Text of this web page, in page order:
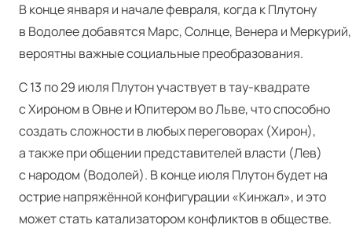
В конце января и начале февраля, когда к Плутону
в Водолее добавятся Марс, Солнце, Венера и Меркурий,
вероятны важные социальные преобразования.
С 13 по 29 июля Плутон участвует в тау-квадрате
с Хироном в Овне и Юпитером во Льве, что способно
создать сложности в любых переговорах (Хирон),
а также при общении представителей власти (Лев)
с народом (Водолей). В конце июля Плутон будет на
острие напряжённой конфигурации «Кинжал», и это
может стать катализатором конфликтов в обществе.